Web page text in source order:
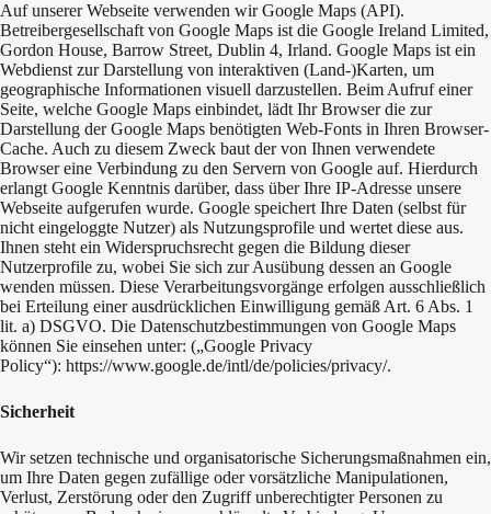
Auf unserer Webseite verwenden wir Google Maps (API).
Betreibergesellschaft von Google Maps ist die Google Ireland Limited,
Gordon House, Barrow Street, Dublin 4, Irland. Google Maps ist ein
Webdienst zur Darstellung von interaktiven (Land-)Karten, um
geographische Informationen visuell darzustellen. Beim Aufruf einer
Seite, welche Google Maps einbindet, lädt Ihr Browser die zur
Darstellung der Google Maps benötigten Web-Fonts in Ihren Browser-
Cache. Auch zu diesem Zweck baut der von Ihnen verwendete
Browser eine Verbindung zu den Servern von Google auf. Hierdurch
erlangt Google Kenntnis darüber, dass über Ihre IP-Adresse unsere
Webseite aufgerufen wurde. Google speichert Ihre Daten (selbst für
nicht eingeloggte Nutzer) als Nutzungsprofile und wertet diese aus.
Ihnen steht ein Widerspruchsrecht gegen die Bildung dieser
Nutzerprofile zu, wobei Sie sich zur Ausübung dessen an Google
wenden müssen. Diese Verarbeitungsvorgänge erfolgen ausschließlich
bei Erteilung einer ausdrücklichen Einwilligung gemäß Art. 6 Abs. 1
lit. a) DSGVO. Die Datenschutzbestimmungen von Google Maps
können Sie einsehen unter: („Google Privacy
Policy“): https://www.google.de/intl/de/policies/privacy/.
Sicherheit
Wir setzen technische und organisatorische Sicherungsmaßnahmen ein,
um Ihre Daten gegen zufällige oder vorsätzliche Manipulationen,
Verlust, Zerstörung oder den Zugriff unberechtigter Personen zu